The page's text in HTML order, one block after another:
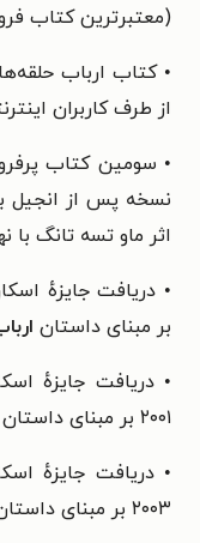
(معتبرترین کتاب
از طرف کاربران
نسخه پس از انجیل
اثر ماو تسه تانگ
بر مبنای داستان
• دریافت جایزهٔ
۲۰۰۱ بر مبنای داستان
• دریافت جایزهٔ
۲۰۰۳ بر مبنای داستان